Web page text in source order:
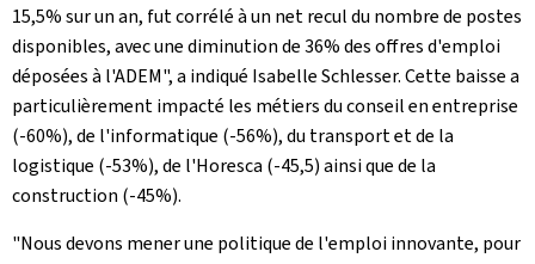
15,5% sur un an, fut corrélé à un net recul du nombre de postes
disponibles, avec une diminution de 36% des offres d'emploi
déposées à l'ADEM", a indiqué Isabelle Schlesser. Cette baisse a
particulièrement impacté les métiers du conseil en entreprise
(-60%), de l'informatique (-56%), du transport et de la
logistique (-53%), de l'Horesca (-45,5) ainsi que de la
construction (-45%).
"Nous devons mener une politique de l'emploi innovante, pour